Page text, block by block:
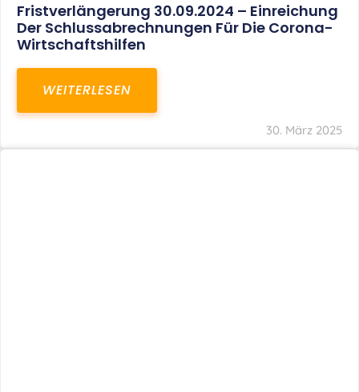
Fristverlängerung 30.09.2024 – Einreichung
Der Schlussabrechnungen Für Die Corona-
Wirtschaftshilfen
WEITERLESEN
30. März 2025